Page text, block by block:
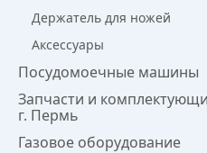
Держатель для ножей
Аксессуары
Посудомоечные машины
Запчасти и
г. Пермь
Газовое оборудование